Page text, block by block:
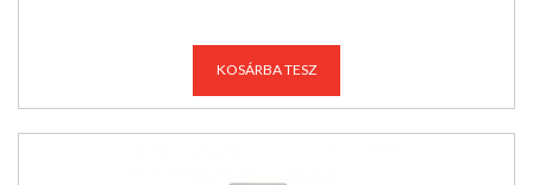
KOSÁRBA TESZ